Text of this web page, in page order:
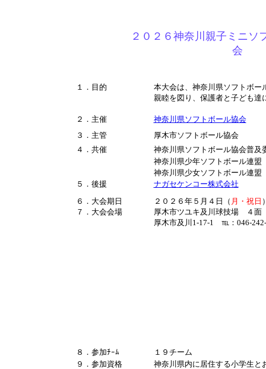
２０２６神奈川親子ミニソ
会
１．目的
本大会は、神奈川県ソフトボー
親睦を図り、保護者と子ども達
２．主催
神奈川県ソフトボール協会
３．主管
厚木市ソフトボール協会
４．共催
神奈川県ソフトボール協会普及
神奈川県少年ソフトボール連盟
神奈川県少女ソフトボール連盟
５．後援
ナガセケンコー株式会社
６．大会期日
２０２６年５月４日（ 月・祝日
７．大会会場
厚木市ツユキ及川球技場 ４面
厚木市及川1-17-1 ℡：046-
８．参加ﾁｰﾑ
１９チーム
９．参加資格
神奈川県内に居住する小学生と